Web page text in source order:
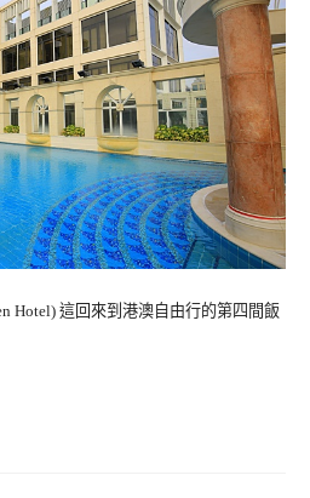
Hotel) 這回來到港澳自由行的第四間飯